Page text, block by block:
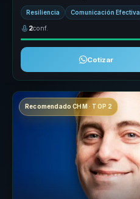
oferta ú...
Resiliencia Comunicación Efectiva
2conf.
Cotizar
Recomendado CHM · TOP 2